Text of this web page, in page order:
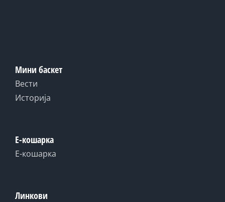
Мини баскет
Вести
Историја
Е-кошарка
Е-кошарка
Линкови